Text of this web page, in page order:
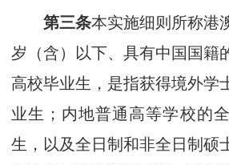
第三条本实施细则所称港
岁（含）以下、具有中国国籍
高校毕业生，是指获得境外学
业生；内地普通高等学校的
生，以及全日制和非全日制硕